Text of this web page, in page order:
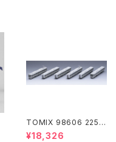
TOMIX 98606 225 6
000系 (6両) 鉄道模型
¥18,326